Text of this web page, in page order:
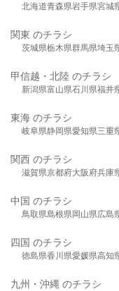
北海道青森県岩手県宮城
関東 のチラシ
茨城県栃木県群馬県埼玉
甲信越・北陸 のチラシ
新潟県富山県石川県福井
東海 のチラシ
岐阜県静岡県愛知県三重
関西 のチラシ
滋賀県京都府大阪府兵庫
中国 のチラシ
鳥取県島根県岡山県広島
四国 のチラシ
徳島県香川県愛媛県高知
九州・沖縄 のチラシ